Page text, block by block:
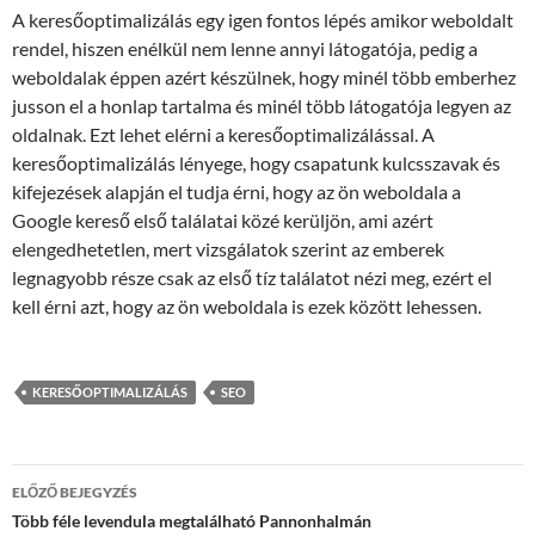
A keresőoptimalizálás egy igen fontos lépés amikor weboldalt
rendel, hiszen enélkül nem lenne annyi látogatója, pedig a
weboldalak éppen azért készülnek, hogy minél több emberhez
jusson el a honlap tartalma és minél több látogatója legyen az
oldalnak. Ezt lehet elérni a keresőoptimalizálással. A
keresőoptimalizálás lényege, hogy csapatunk kulcsszavak és
kifejezések alapján el tudja érni, hogy az ön weboldala a
Google kereső első találatai közé kerüljön, ami azért
elengedhetetlen, mert vizsgálatok szerint az emberek
legnagyobb része csak az első tíz találatot nézi meg, ezért el
kell érni azt, hogy az ön weboldala is ezek között lehessen.
KERESŐOPTIMALIZÁLÁS SEO
Bejegyzések
navigációja
ELŐZŐ BEJEGYZÉS
Több féle levendula megtalálható Pannonhalmán